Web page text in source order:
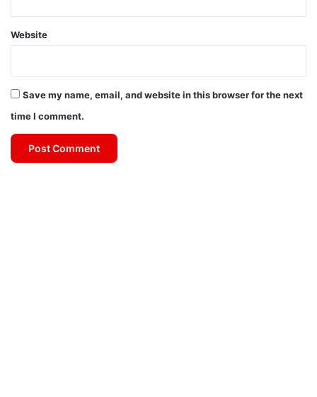
Website
Save my name, email, and website in this browser for the next
time I comment.